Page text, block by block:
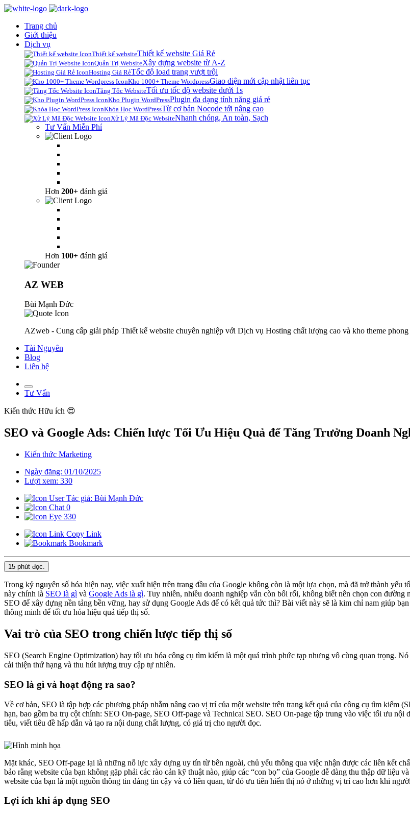
Trang chủ
Giới thiệu
Dịch vụ
Thiết kế websiteThiết kế website Giá Rẻ
Quản Trị WebsiteXây dựng website từ A-Z
Hosting Giá RẻTốc độ load trang vượt trội
Kho 1000+ Theme WordpressGiao diện mới cập nhật liên tục
Tăng Tốc WebsiteTối ưu tốc độ website dưới 1s
Kho Plugin WordPressPlugin đa dạng tính năng giá rẻ
Khóa Học WordPressTừ cơ bản Nocode tới nâng cao
Xử Lý Mã Độc WebsiteNhanh chóng, An toàn, Sạch
Tư Vấn Miễn Phí
Hơn 200+ đánh giá
Hơn 100+ đánh giá
AZ WEB
Bùi Mạnh Đức
AZweb - Cung cấp giải pháp Thiết kế website chuyên nghiệp với Dịch vụ Hosting chất lượng cao và kho theme
Tài Nguyên
Blog
Liên hệ
Tư Vấn
Kiến thức Hữu ích 😍
SEO và Google Ads: Chiến lược Tối Ưu Hiệu Quả để Tăng Trưởng Doanh
Kiến thức Marketing
Ngày đăng: 01/10/2025
Lượt xem: 330
Tác giả: Bùi Mạnh Đức
0
330
Copy Link
Bookmark
15 phút đọc.
Trong kỷ nguyên số hóa hiện nay, việc xuất hiện trên trang đầu của Google không còn là một lựa chọn, mà đã trở thành yếu
này chính là SEO là gì và Google Ads là gì. Tuy nhiên, nhiều doanh nghiệp vẫn còn bối rối, không biết nên chọn con
SEO để xây dựng nền tảng bền vững, hay sử dụng Google Ads để có kết quả tức thì? Bài viết này sẽ là kim chỉ nam giúp
thông minh để tối ưu hóa hiệu quả tiếp thị số.
Vai trò của SEO trong chiến lược tiếp thị số
SEO (Search Engine Optimization) hay tối ưu hóa công cụ tìm kiếm là một quá trình phức tạp nhưng vô cùng quan trọng.
cải thiện thứ hạng và thu hút lượng truy cập tự nhiên.
SEO là gì và hoạt động ra sao?
Về cơ bản, SEO là tập hợp các phương pháp nhằm nâng cao vị trí của một website trên trang kết quả của công cụ tìm kiếm
hạn, bao gồm ba trụ cột chính: SEO On-page, SEO Off-page và Technical SEO. SEO On-page tập trung vào việc tối ưu
tiêu, viết tiêu đề hấp dẫn và tạo ra nội dung chất lượng, có giá trị cho người đọc.
Mặt khác, SEO Off-page lại là những nỗ lực xây dựng uy tín từ bên ngoài, chủ yếu thông qua việc nhận được các liên kết
bảo rằng website của bạn không gặp phải các rào cản kỹ thuật nào, giúp các “con bọ” của Google dễ dàng thu thập dữ liệu
website của bạn là một nguồn thông tin đáng tin cậy và có liên quan, từ đó ưu tiên hiển thị nó ở những vị trí cao hơn khi
Lợi ích khi áp dụng SEO